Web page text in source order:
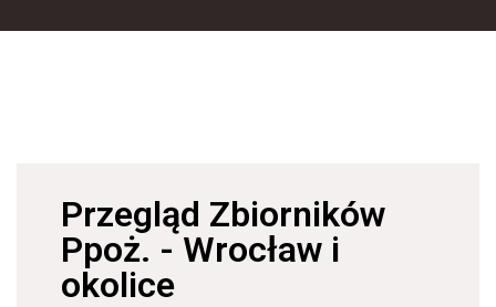
Przegląd Zbiorników
Ppoż. - Wrocław i
okolice